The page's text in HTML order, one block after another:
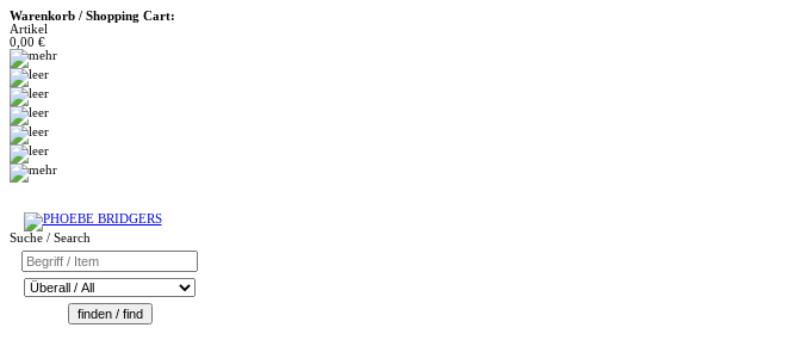
Warenkorb / Shopping Cart:
Artikel
0,00 €
Suche / Search